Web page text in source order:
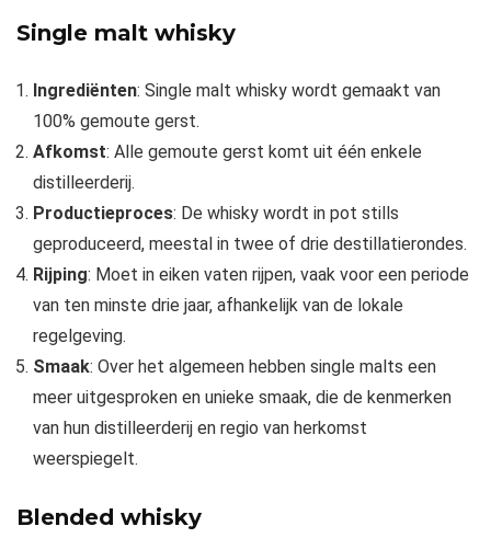
Single malt whisky
Ingrediënten: Single malt whisky wordt gemaakt van
100% gemoute gerst.
Afkomst: Alle gemoute gerst komt uit één enkele
distilleerderij.
Productieproces: De whisky wordt in pot stills
geproduceerd, meestal in twee of drie destillatierondes.
Rijping: Moet in eiken vaten rijpen, vaak voor een periode
van ten minste drie jaar, afhankelijk van de lokale
regelgeving.
Smaak: Over het algemeen hebben single malts een
meer uitgesproken en unieke smaak, die de kenmerken
van hun distilleerderij en regio van herkomst
weerspiegelt.
Blended whisky